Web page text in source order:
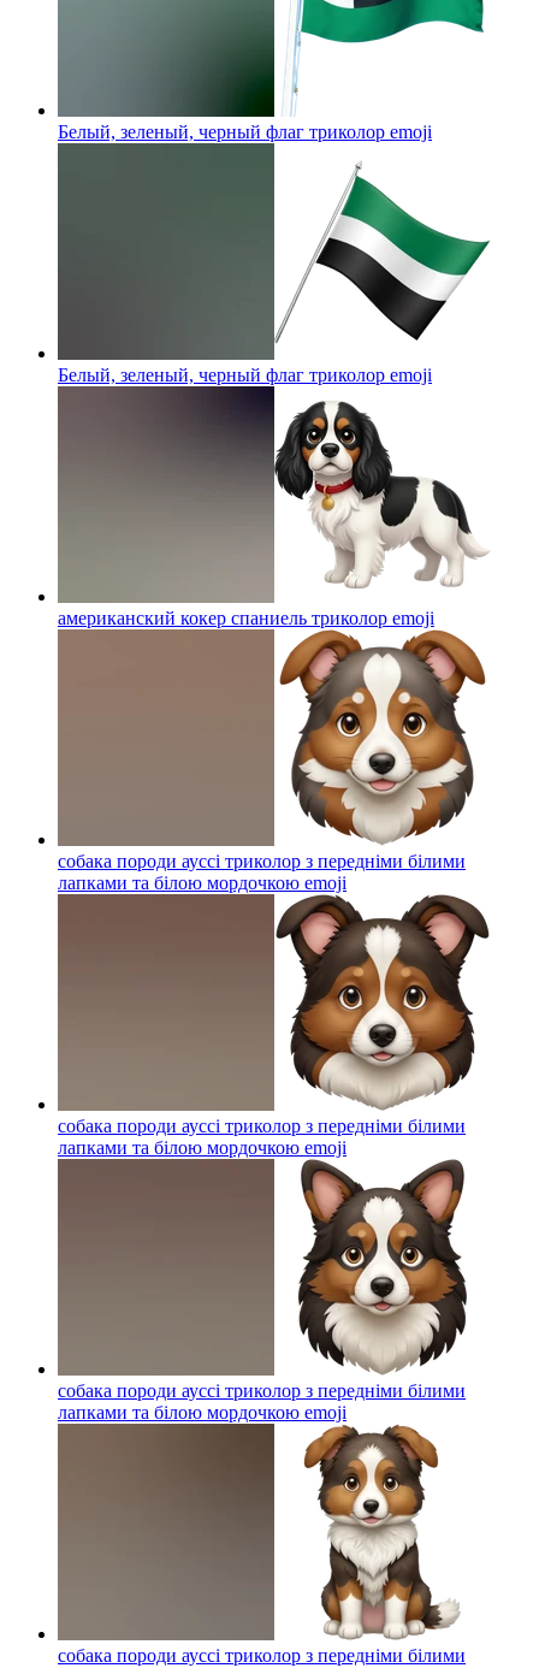
Белый, зеленый, черный флаг триколор emoji
Белый, зеленый, черный флаг триколор emoji
американский кокер спаниель триколор emoji
собака породи ауссі триколор з передніми білими
лапками та білою мордочкою emoji
собака породи ауссі триколор з передніми білими
лапками та білою мордочкою emoji
собака породи ауссі триколор з передніми білими
лапками та білою мордочкою emoji
собака породи ауссі триколор з передніми білими